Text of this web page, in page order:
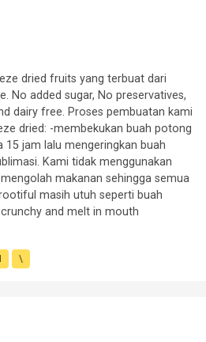
dried fruits yang terbuat dari
No added sugar, No preservatives,
dairy free. Proses pembuatan kami
dried: -membekukan buah potong
15 jam lalu mengeringkan buah
Kami tidak menggunakan
makanan sehingga semua
masih utuh seperti buah
and melt in mouth
\